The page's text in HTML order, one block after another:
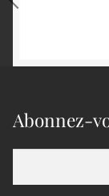
Abonnez-